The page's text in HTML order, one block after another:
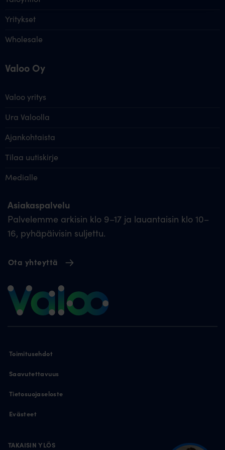
Yritykset
Wholesale
Valoo Oy
Valoo yritys
Ura Valoolla
Ajankohtaista
Tilaa uutiskirje
Medialle
Asiakaspalvelu
Palvelemme arkisin klo 9–17 ja lauantaisin klo 10–
16, pyhäpäivisin suljettu.
Ota yhteyttä
TAKAISIN YLÖS
Toimitusehdot
Saavutettavuus
Tietosuojaseloste
Evästeet